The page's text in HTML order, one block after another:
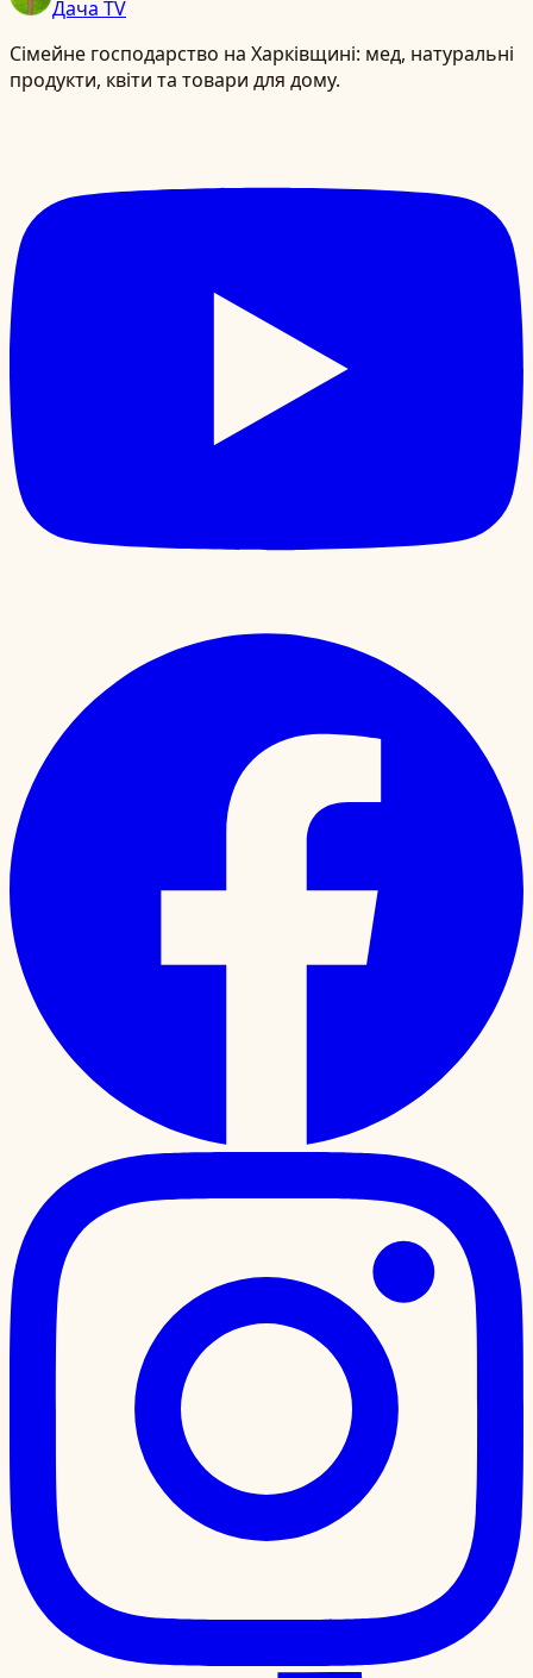
Дача TV
Сімейне господарство на Харківщині: мед, натуральні
продукти, квіти та товари для дому.